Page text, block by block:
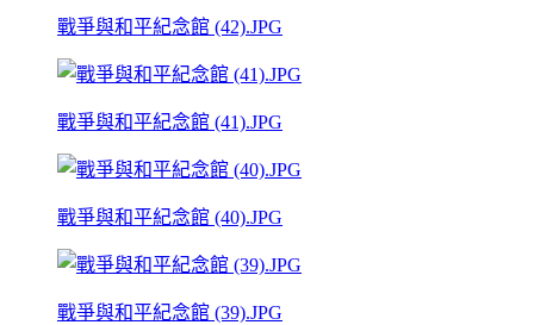
戰爭與和平紀念館 (42).JPG
戰爭與和平紀念館 (41).JPG
戰爭與和平紀念館 (40).JPG
戰爭與和平紀念館 (39).JPG